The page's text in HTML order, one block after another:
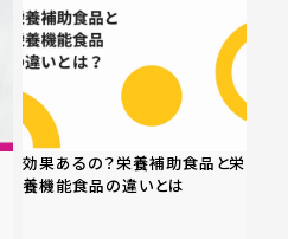
効果あるの？栄養補助食品と栄
養機能食品の違いとは